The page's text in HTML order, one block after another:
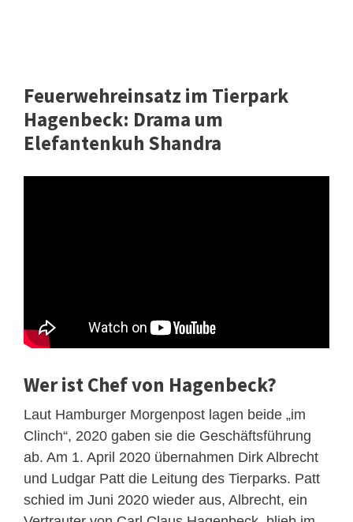
Feuerwehreinsatz im Tierpark
Hagenbeck: Drama um
Elefantenkuh Shandra
Wer ist Chef von Hagenbeck?
Laut Hamburger Morgenpost lagen beide „im
Clinch“, 2020 gaben sie die Geschäftsführung
ab. Am 1. April 2020 übernahmen Dirk Albrecht
und Ludgar Patt die Leitung des Tierparks. Patt
schied im Juni 2020 wieder aus, Albrecht, ein